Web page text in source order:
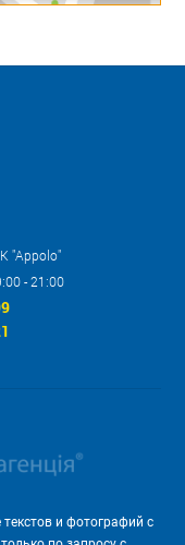
"Appolo"
- 21:00
и фотографий с